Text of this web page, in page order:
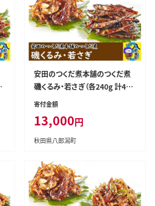
安田のつくだ煮本舗のつくだ煮
磯くるみ・若さぎ（各240g 計480
g） [佃煮 つくだ煮 ご飯のお供 ご
寄付金額
13,000円
秋田県八郎潟町